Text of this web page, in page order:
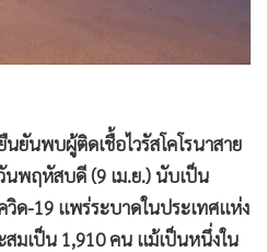
ยันพบผู้ติดเชื้อไวรัสโคโรนาสาย
พฤหัสบดี (9 เม.ย.) นับเป็น
วิด-19 แพร่ระบาดในประเทศแห่ง
มเป็น 1,910 คน แม้เป็นหนึ่งใน